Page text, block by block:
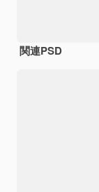
関連PSD